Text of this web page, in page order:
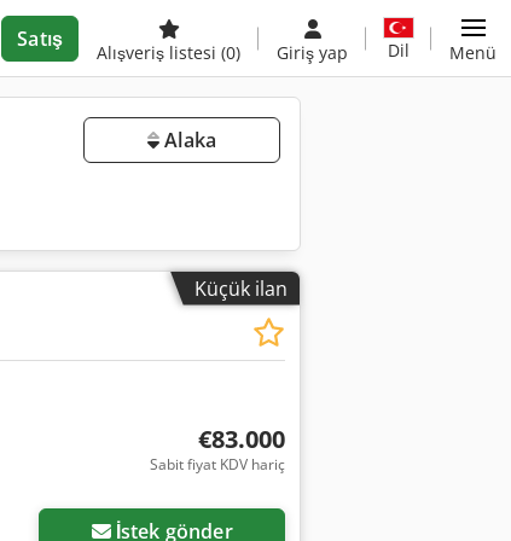
Satış
Alışveriş listesi (0) Giriş yap Dil Menü
Alaka
Küçük ilan
€83.000
Sabit fiyat KDV hariç
İstek gönder